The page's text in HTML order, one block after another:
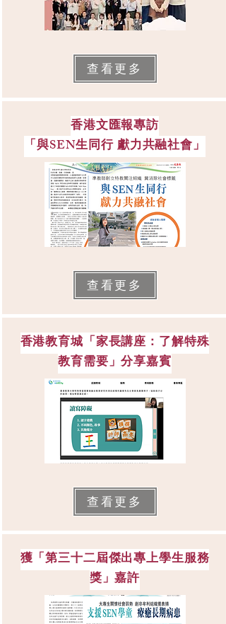
查看更多
香港文匯報專訪
「與SEN生同行 獻力共融社會」
查看更多
香港教育城「家長講座：了解特殊
教育需要」分享嘉賓
查看更多
獲「第三十二屆傑出專上學生服務
獎」嘉許